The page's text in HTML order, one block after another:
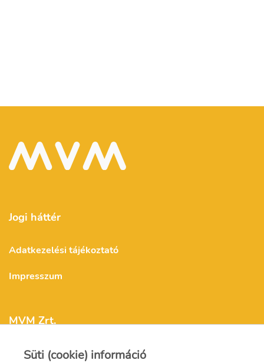
Jogi háttér
Adatkezelési tájékoztató
Impresszum
MVM Zrt.
Süti (cookie) információ